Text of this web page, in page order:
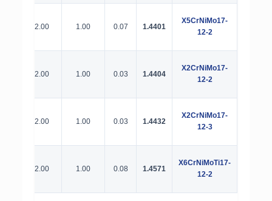
X5CrNiMo17-
12-2
1.4401
0.07
1.00
2.00
X2CrNiMo17-
12-2
1.4404
0.03
1.00
2.00
X2CrNiMo17-
12-3
1.4432
0.03
1.00
2.00
X6CrNiMoTi17-
12-2
1.4571
0.08
1.00
2.00